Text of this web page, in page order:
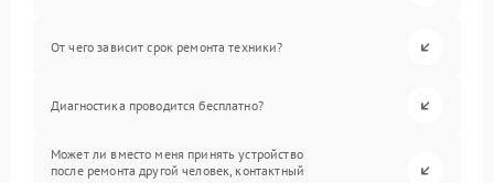
От чего зависит срок ремонта техники?
Диагностика проводится бесплатно?
Может ли вместо меня принять устройство
после ремонта другой человек, контактный